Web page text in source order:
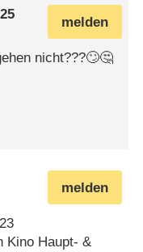
melden
nicht???🙄🤔
melden
Kino Haupt- &